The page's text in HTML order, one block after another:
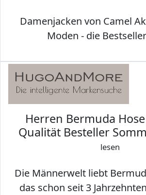
Damenjacken von Camel
Moden - die
Herren Bermuda
Qualität Besteller
lesen
Die Männerwelt liebt
das schon seit 3